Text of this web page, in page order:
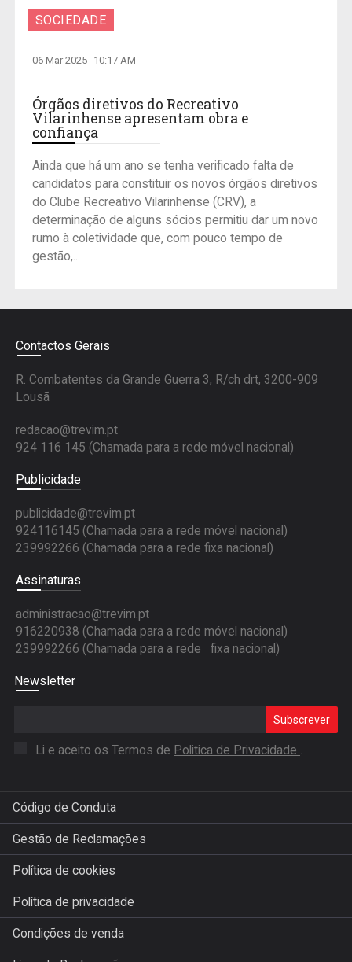
SOCIEDADE
06 Mar 2025 10:17 AM
Órgãos diretivos do Recreativo
Vilarinhense apresentam obra e
confiança
Ainda que há um ano se tenha verificado falta de
candidatos para constituir os novos órgãos diretivos
do Clube Recreativo Vilarinhense (CRV), a
determinação de alguns sócios permitiu dar um novo
rumo à coletividade que, com pouco tempo de
gestão,...
Contactos Gerais
R. Combatentes da Grande Guerra 3, R/ch drt, 3200-909
Lousã
redacao@trevim.pt
924 116 145 (Chamada para a rede móvel nacional)
Publicidade
publicidade@trevim.pt
924116145 (Chamada para a rede móvel nacional)
239992266 (Chamada para a rede fixa nacional)
Assinaturas
administracao@trevim.pt
916220938 (Chamada para a rede móvel nacional)
239992266 (Chamada para a rede fixa nacional)
Newsletter
Subscrever
Li e aceito os Termos de Politica de Privacidade .
Código de Conduta
Gestão de Reclamações
Política de cookies
Política de privacidade
Condições de venda